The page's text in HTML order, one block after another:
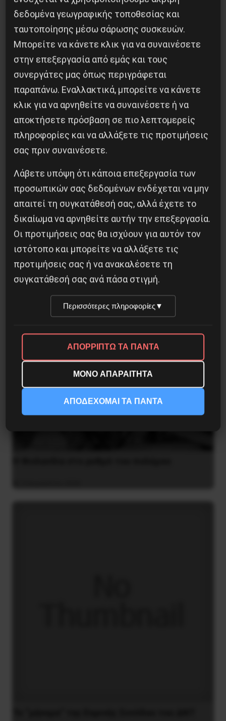
Besa, το νέο πολιτικό μανιφέστο του Ράμα
Το ΑΙ βαθαίνει την Κρίση
4 Αυγούστου 2026
δεδομένα γεωγραφικής τοποθεσίας και
ταυτοποίησης μέσω σάρωσης συσκευών.
Μπορείτε να κάνετε κλικ για να συναινέσετε
στην επεξεργασία από εμάς και τους
συνεργάτες μας όπως περιγράφεται
παραπάνω. Εναλλακτικά, μπορείτε να κάνετε
κλικ για να αρνηθείτε να συναινέσετε ή να
αποκτήσετε πρόσβαση σε πιο λεπτομερείς
πληροφορίες και να αλλάξετε τις προτιμήσεις
σας πριν συναινέσετε.
Λάβετε υπόψη ότι κάποια επεξεργασία των
προσωπικών σας δεδομένων ενδέχεται να μην
απαιτεί τη συγκατάθεσή σας, αλλά έχετε το
δικαίωμα να αρνηθείτε αυτήν την επεξεργασία.
Οι προτιμήσεις σας θα ισχύουν για αυτόν τον
ιστότοπο και μπορείτε να αλλάξετε τις
προτιμήσεις σας ή να ανακαλέσετε τη
συγκατάθεσή σας ανά πάσα στιγμή.
Περισσότερες πληροφορίες▼
ΑΠΟΡΡΙΠΤΩ ΤΑ ΠΑΝΤΑ
ΜΟΝΟ ΑΠΑΡΑΙΤΗΤΑ
ΑΠΟΔΕΧΟΜΑΙ ΤΑ ΠΑΝΤΑ